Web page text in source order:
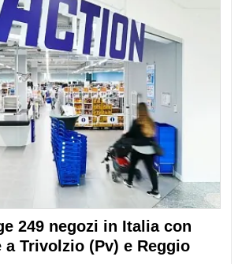
249 negozi in Italia con
Trivolzio (Pv) e Reggio